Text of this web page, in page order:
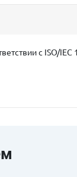
с ISO/IEC